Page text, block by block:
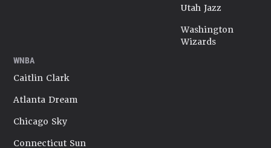
Utah Jazz
Washington
Wizards
WNBA
Caitlin Clark
Atlanta Dream
Chicago Sky
Connecticut Sun